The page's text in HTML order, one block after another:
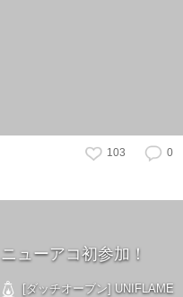
103 0
ニューアコ初参加！
[ダッチオーブン] UNIFLAME